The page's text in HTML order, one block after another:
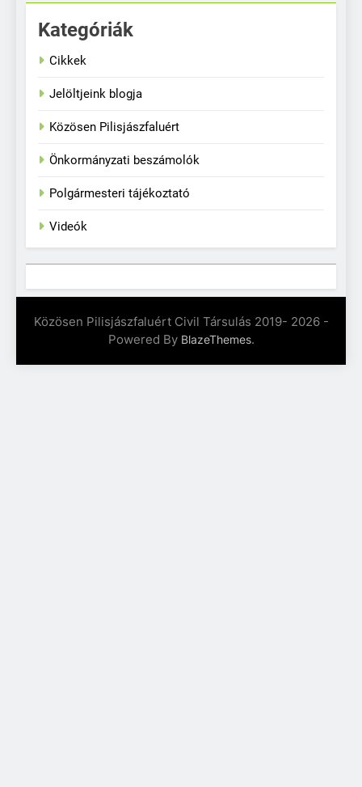
Kategóriák
Cikkek
Jelöltjeink blogja
Közösen Pilisjászfaluért
Önkormányzati beszámolók
Polgármesteri tájékoztató
Videók
Közösen Pilisjászfaluért Civil Társulás 2019- 2026 -
Powered By BlazeThemes.